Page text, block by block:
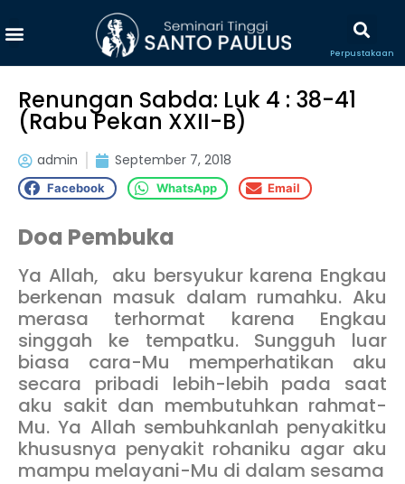
Perpustakaan
Renungan Sabda: Luk 4 : 38-41
(Rabu Pekan XXII-B)
admin September 7, 2018
Facebook WhatsApp Email
Doa Pembuka
Ya Allah, aku bersyukur karena Engkau
berkenan masuk dalam rumahku. Aku
merasa terhormat karena Engkau
singgah ke tempatku. Sungguh luar
biasa cara-Mu memperhatikan aku
secara pribadi lebih-lebih pada saat
aku sakit dan membutuhkan rahmat-
Mu. Ya Allah sembuhkanlah penyakitku
khususnya penyakit rohaniku agar aku
mampu melayani-Mu di dalam sesama